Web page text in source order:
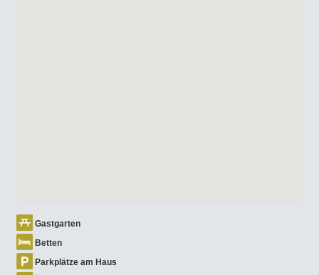
Gastgarten
Betten
Parkplätze am Haus